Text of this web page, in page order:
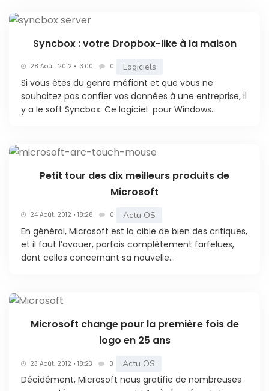
Syncbox : votre Dropbox-like à la maison
28 Août. 2012 • 13:00 0 Logiciels
Si vous êtes du genre méfiant et que vous ne
souhaitez pas confier vos données à une entreprise, il
y a le soft Syncbox. Ce logiciel pour Windows...
Petit tour des dix meilleurs produits de
Microsoft
24 Août. 2012 • 18:28 0 Actu OS
En général, Microsoft est la cible de bien des critiques,
et il faut l’avouer, parfois complètement farfelues,
dont celles concernant sa nouvelle...
Microsoft change pour la première fois de
logo en 25 ans
23 Août. 2012 • 18:23 0 Actu OS
Décidément, Microsoft nous gratifie de nombreuses